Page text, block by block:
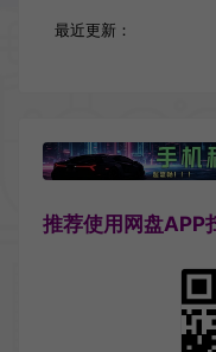
最近更新：
推荐使用网盘APP